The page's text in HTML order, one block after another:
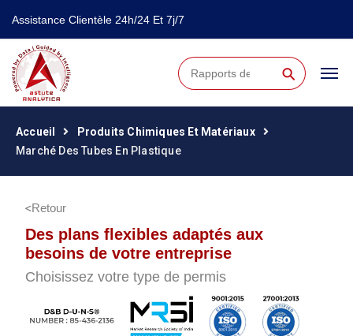
Assistance Clientèle 24h/24 Et 7j/7
⚲
Accueil
Produits Chimiques Et Matériaux
Marché Des Tubes En Plastique
Retour
Des plans flexibles adaptés aux
besoins de votre entreprise
Choisissez votre type de permis